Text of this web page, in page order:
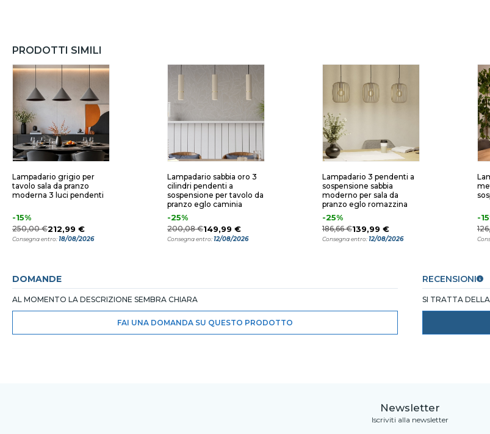
PRODOTTI SIMILI
Lampadario grigio per
tavolo sala da pranzo
moderna 3 luci pendenti
-15%
250,00 €212,99 €
Consegna entro:18/08/2026
Lampadario sabbia oro 3
cilindri pendenti a
sospensione per tavolo da
pranzo eglo caminia
-25%
200,08 €149,99 €
Consegna entro:12/08/2026
Lampadario 3 pendenti a
sospensione sabbia
moderno per sala da
pranzo eglo romazzina
-25%
186,66 €139,99 €
Consegna entro:12/08/2026
-
DOMANDE
AL MOMENTO LA DESCRIZIONE SEMBRA CHIARA
FAI UNA DOMANDA SU QUESTO PRODOTTO
RECENSIONI
SI TRATTA
Newsletter
Iscriviti alla newsletter